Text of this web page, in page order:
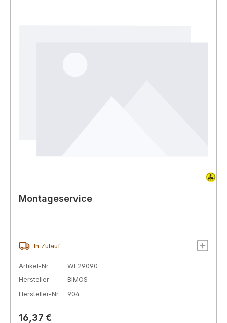
Montageservice
In Zulauf
Artikel-Nr.
WL29090
Hersteller
BIMOS
Hersteller-Nr.
904
Regulärer Preis:
16,37 €